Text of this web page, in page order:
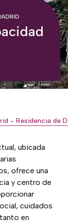
ubicada
ofrece una
y centro de
cuidados
en